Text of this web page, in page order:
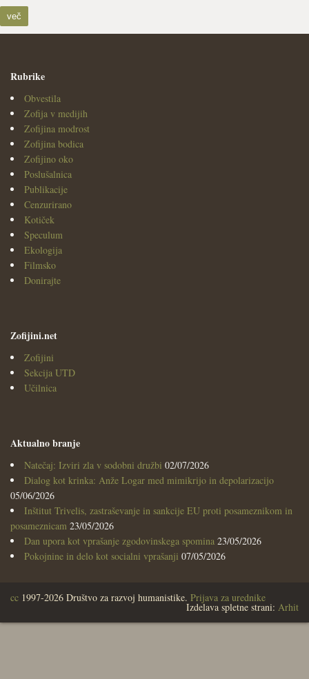
več
Rubrike
Obvestila
Zofija v medijih
Zofijina modrost
Zofijina bodica
Zofijino oko
Poslušalnica
Publikacije
Cenzurirano
Kotiček
Speculum
Ekologija
Filmsko
Donirajte
Zofijini.net
Zofijini
Sekcija UTD
Učilnica
Aktualno branje
Natečaj: Izviri zla v sodobni družbi 02/07/2026
Dialog kot krinka: Anže Logar med mimikrijo in depolarizacijo
05/06/2026
Inštitut Trivelis, zastraševanje in sankcije EU proti posameznikom in
posameznicam 23/05/2026
Dan upora kot vprašanje zgodovinskega spomina 23/05/2026
Pokojnine in delo kot socialni vprašanji 07/05/2026
cc 1997-2026 Društvo za razvoj humanistike. Prijava za urednike
Izdelava spletne strani: Arhit